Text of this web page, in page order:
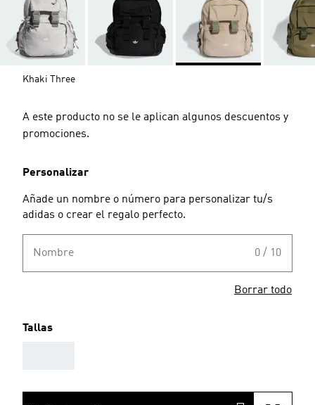
Khaki Three
A este producto no se le aplican algunos descuentos y
promociones.
Personalizar
Añade un nombre o número para personalizar tu/s
adidas o crear el regalo perfecto.
Nombre 0 / 10
Borrar todo
Tallas